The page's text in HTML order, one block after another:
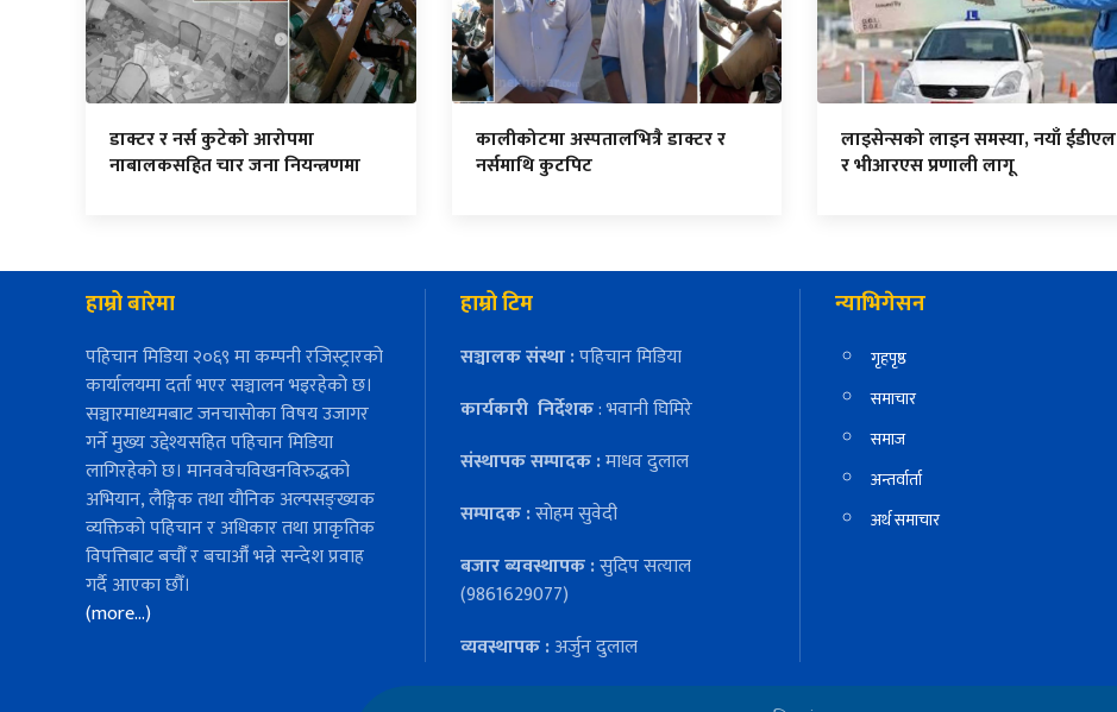
डाक्टर र नर्स कुटेको आरोपमा
नाबालकसहित चार जना नियन्त्रणमा
कालीकोटमा अस्पतालभित्रै डाक्टर र
नर्समाथि कुटपिट
लाइसेन्सको लाइन समस्या, नयाँ ईडीएल
र भीआरएस प्रणाली लागू
हाम्रो बारेमा
पहिचान मिडिया २०६९ मा कम्पनी रजिस्ट्रारको
कार्यालयमा दर्ता भएर सञ्चालन भइरहेको छ।
सञ्चारमाध्यमबाट जनचासोका विषय उजागर
गर्ने मुख्य उद्देश्यसहित पहिचान मिडिया
लागिरहेको छ। मानववेचविखनविरुद्धको
अभियान, लैङ्गिक तथा यौनिक अल्पसङ्ख्यक
व्यक्तिको पहिचान र अधिकार तथा प्राकृतिक
विपत्तिबाट बचौँ र बचाऔँ भन्ने सन्देश प्रवाह
गर्दै आएका छौँ।
(more…)
हाम्रो टिम
सञ्चालक संस्था :पहिचान मिडिया
कार्यकारी निर्देशक: भवानी घिमिरे
संस्थापक सम्पादक :माधव दुलाल
सम्पादक :सोहम सुवेदी
बजार ब्यवस्थापक :सुदिप सत्याल
(9861629077)
व्यवस्थापक :अर्जुन दुलाल
न्याभिगेसन
गृहपृष्ठ
समाचार
समाज
अन्तर्वार्ता
अर्थ समाचार